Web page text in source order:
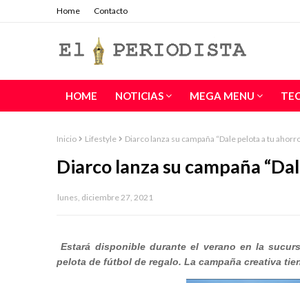
Home Contacto
HOME NOTICIAS MEGA MENU
Inicio Lifestyle Diarco lanza su campaña “Dale pelota a tu
Diarco lanza su campaña
lunes, diciembre 27, 2021
Estará disponible durante el verano en la
pelota de fútbol de regalo. La campaña creativa